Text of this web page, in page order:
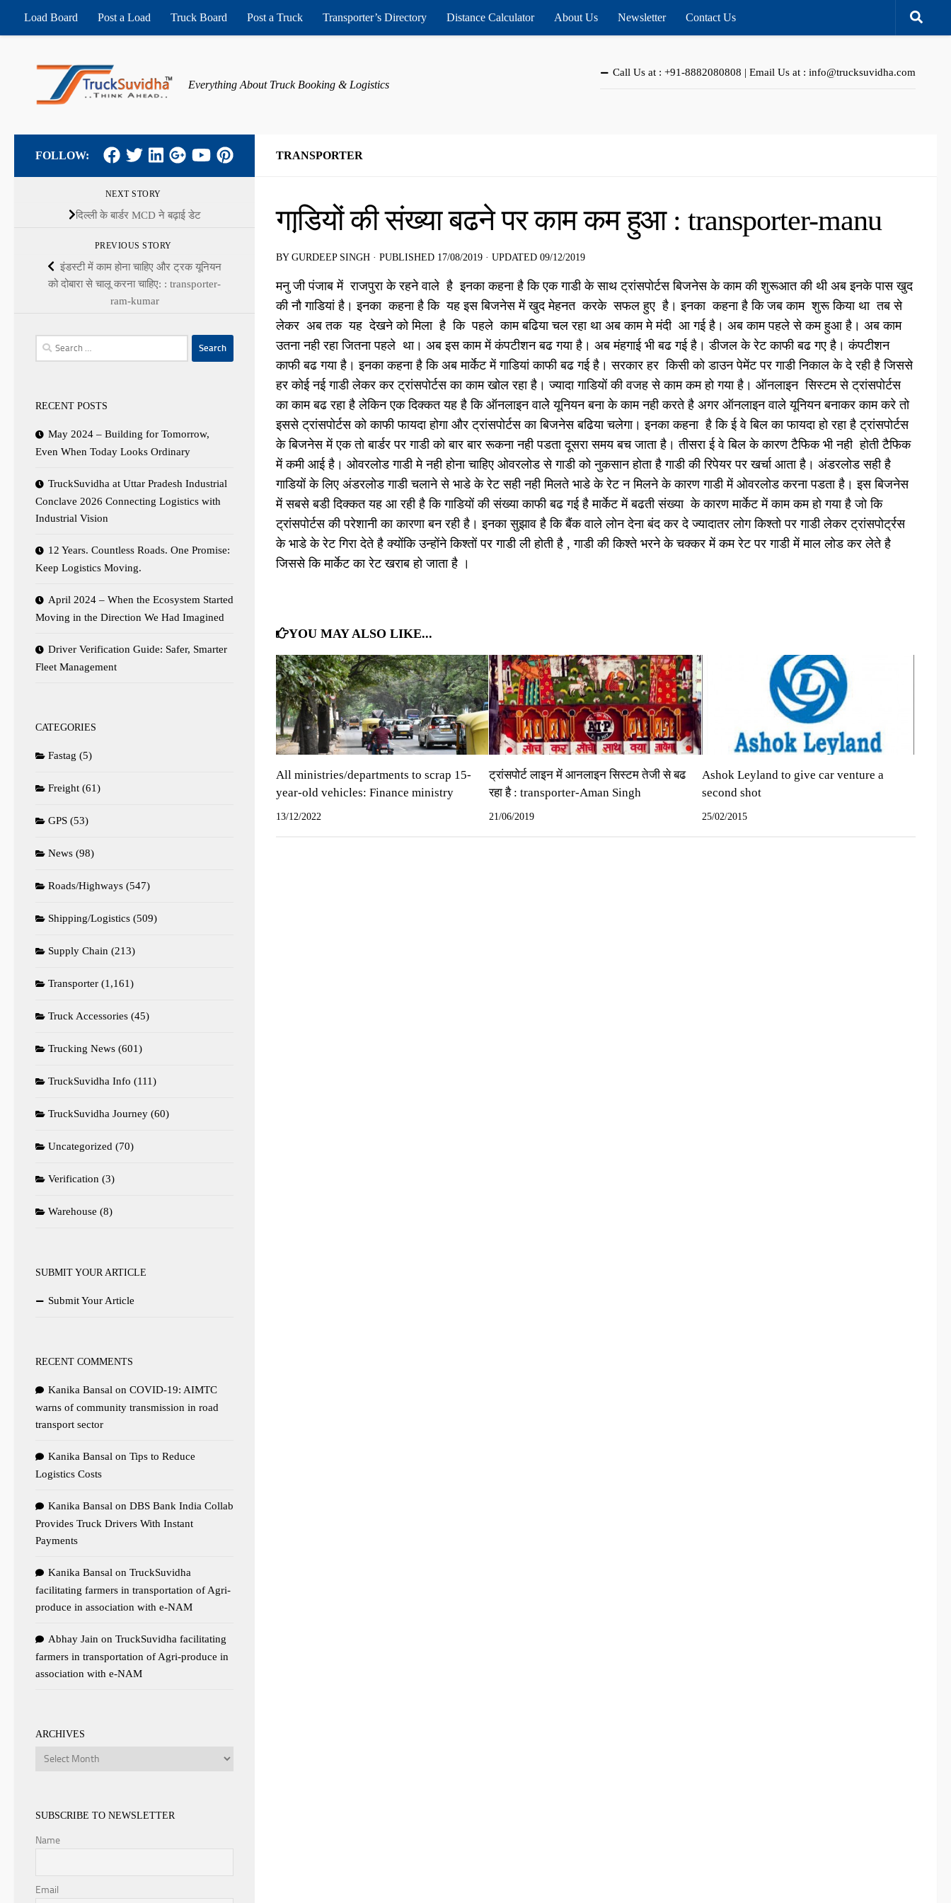
Skip to content
Load Board Post a Load Truck Board Post a Truck Transporter’s Directory Distance Calculator About Us Newsletter Contact Us
Everything About Truck Booking & Logistics
Call Us at : +91-8882080808 | Email Us at : info@trucksuvidha.com
TRANSPORTER
गाडि़यों की संख्‍या बढने पर काम कम हुआ : transporter-manu
BY GURDEEP SINGH · PUBLISHED 17/08/2019 · UPDATED 09/12/2019
मनु जी पंजाब में राजपुरा के रहने वाले है इनका कहना है कि एक गाडी के साथ ट्रांसपोर्टस बिजनेस के काम की शुरूआत की थी अब इनके पास खुद
की नौ गाडियां है। इनका कहना है कि यह इस बिजनेस में खुद मेहनत करके सफल हुए है। इनका कहना है कि जब काम शुरू किया था तब से
लेकर अब तक यह देखने को मिला है कि पहले काम बढिया चल रहा था अब काम मे मंदी आ गई है। अब काम पहले से कम हुआ है। अब काम
उतना नही रहा जितना पहले था। अब इस काम में कंपटीशन बढ गया है। अब मंहगाई भी बढ गई है। डीजल के रेट काफी बढ गए है। कंपटीशन
काफी बढ गया है। इनका कहना है कि अब मार्केट में गाडियां काफी बढ गई है। सरकार हर किसी को डाउन पेमेंट पर गाडी निकाल के दे रही है जिससे
हर कोई नई गाडी लेकर कर ट्रांसपोर्टस का काम खोल रहा है। ज्‍यादा गाडियों की वजह से काम कम हो गया है। ऑनलाइन सिस्‍टम से ट्रांसपोर्टस
का काम बढ रहा है लेकिन एक दिक्‍कत यह है कि ऑनलाइन वालेे यूनियन बना के काम नही करते है अगर ऑनलाइन वाले यूनियन बनाकर काम करे तो
इससे ट्रांसपोर्टस को काफी फायदा होगा और ट्रांसपोर्टस का बिजनेस बढिया चलेगा। इनका कहना है कि ई वे बिल का फायदा हो रहा है ट्रांसपोर्टस
के बिजनेस में एक तो बार्डर पर गाडी को बार बार रूकना नही पडता दूसरा समय बच जाता है। तीसरा ई वे बिल के कारण टैफिक भी नही होती टैफिक
में कमी आई है। ओवरलोड गाडी मे नही होना चाहिए ओवरलोड से गाडी को नुकसान होता है गाडी की रिपेयर पर खर्चा आता है। अंडरलोड सही है
गाडियों के लिए अंडरलोड गाडी चलाने से भाडे के रेट सही नही मिलते भाडे के रेट न मिलने के कारण गाडी में ओवरलोड करना पडता है। इस बिजनेस
में सबसे बडी दिक्‍कत यह आ रही है कि गाडियों की संख्‍या काफी बढ गई है मार्केट में बढती संख्‍या के कारण मार्केट में काम कम हो गया है जो कि
ट्रांसपोर्टस की परेशानी का कारणा बन रही है। इनका सुझाव है कि बैंक वाले लोन देना बंद कर दे ज्‍यादातर लोग किश्‍तो पर गाडी लेकर ट्रांसपोर्ट्रस
के भाडे के रेट गिरा देते है क्‍योंकि उन्‍होंने किश्‍तों पर गाडी ली होती है , गाडी की किश्‍ते भरने के चक्‍कर में कम रेट पर गाडी में माल लोड कर लेते है
जिससे कि मार्केट का रेट खराब हो जाता है ।
YOU MAY ALSO LIKE...
All ministries/departments to scrap 15-
year-old vehicles: Finance ministry
13/12/2022
ट्रांसपोर्ट लाइन में आनलाइन सिस्‍टम तेजी से बढ
रहा है : transporter-Aman Singh
21/06/2019
Ashok Leyland to give car venture a
second shot
25/02/2015
FOLLOW:
NEXT STORY
दिल्‍ली के बार्डर MCD ने बढ़ाई डेट
PREVIOUS STORY
इंडस्‍टी में काम होना चाहिए और ट्रक यूनियन
को दोबारा से चालू करना चाहिए: : transporter-
ram-kumar
Search
for:
RECENT POSTS
May 2024 – Building for Tomorrow,
Even When Today Looks Ordinary
TruckSuvidha at Uttar Pradesh Industrial
Conclave 2026 Connecting Logistics with
Industrial Vision
12 Years. Countless Roads. One Promise:
Keep Logistics Moving.
April 2024 – When the Ecosystem Started
Moving in the Direction We Had Imagined
Driver Verification Guide: Safer, Smarter
Fleet Management
CATEGORIES
Fastag (5)
Freight (61)
GPS (53)
News (98)
Roads/Highways (547)
Shipping/Logistics (509)
Supply Chain (213)
Transporter (1,161)
Truck Accessories (45)
Trucking News (601)
TruckSuvidha Info (111)
TruckSuvidha Journey (60)
Uncategorized (70)
Verification (3)
Warehouse (8)
SUBMIT YOUR ARTICLE
Submit Your Article
RECENT COMMENTS
Kanika Bansal on COVID-19: AIMTC
warns of community transmission in road
transport sector
Kanika Bansal on Tips to Reduce
Logistics Costs
Kanika Bansal on DBS Bank India Collab
Provides Truck Drivers With Instant
Payments
Kanika Bansal on TruckSuvidha
facilitating farmers in transportation of Agri-
produce in association with e-NAM
Abhay Jain on TruckSuvidha facilitating
farmers in transportation of Agri-produce in
association with e-NAM
ARCHIVES
Archives
SUBSCRIBE TO NEWSLETTER
Name
Email